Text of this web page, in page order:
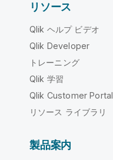
リソース
Qlik ヘルプ ビデオ
Qlik Developer
トレーニング
Qlik 学習
Qlik Customer Portal
リソース ライブラリ
製品案内